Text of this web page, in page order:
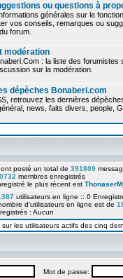
ou questions à
générales sur le
vos conseils, remarques ou
forum.
modération
: la liste des
sur la modération.
dépèches Bonaberi.com
retrouvez les dernières
news, faits divers, people,
posté un total de 391809
membres enregistrés
le plus récent est
utilisateurs en ligne :: 0
d'utilisateurs en ligne est de
: Aucun
les utilisateurs actifs des cinq
Mot de passe: